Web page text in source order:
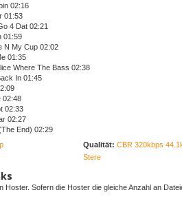
02:16
01:53
4 Dat 02:21
01:59
N My Cup 02:02
01:35
Where The Bass 02:38
In 01:45
02:48
02:33
02:27
End) 02:29
Qualität: CBR 320kbps
Stere
Hoster. Sofern die Hoster die gleiche Anzahl an